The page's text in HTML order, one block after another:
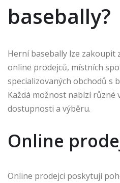
basebally?
Herní basebally lze zakoupit
online prodejců, místních
specializovaných obchodů s
Každá možnost nabízí různé
dostupnosti a výběru.
Online
Online prodejci poskytují